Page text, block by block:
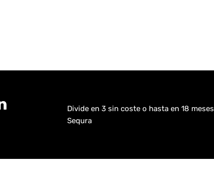
Divide en 3 sin coste o hasta en 18
Sequra